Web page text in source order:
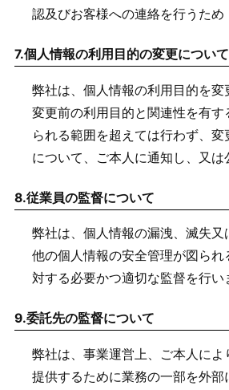
認及びお客様への連絡を行うため
7.個人情報の利用目的の変更について
弊社は、個人情報の利用目的を変
変更前の利用目的と関連性を有す
られる範囲を超えては行わず、
について、ご本人に通知し、又は
8.従業員の監督について
弊社は、個人情報の漏洩、滅失又
他の個人情報の安全管理が図られ
対する必要かつ適切な監督を行い
9.委託先の監督について
弊社は、事業運営上、ご本人によ
提供するために業務の一部を外部